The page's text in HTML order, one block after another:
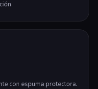
con espuma protectora.